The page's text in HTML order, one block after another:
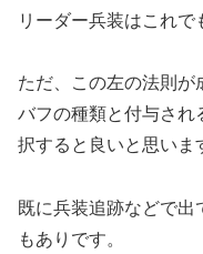
リーダー兵装はこれで
ただ、この左の法則が
バフの種類と付与され
択すると良いと思いま
既に兵装追跡などで
もありです。